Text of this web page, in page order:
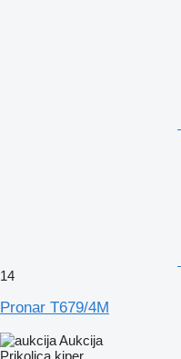
14
Pronar T679/4M
Aukcija
Prikolica kiper